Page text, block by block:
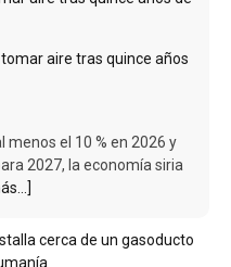
el 10 % en 2026 y
2027, la economía siria
cerca de un gasoducto